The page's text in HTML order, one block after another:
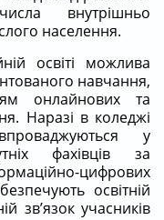
внутрішньо
населення.
освіті можлива
навчання,
онлайнових та
Наразі в коледжі
у
фахівців за
цифрових
освітній
зв’язок учасників